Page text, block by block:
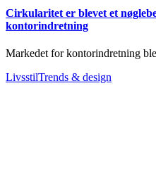
Cirkularitet er blevet et
kontorindretning
Markedet for kontorindretning
LivsstilTrends & design